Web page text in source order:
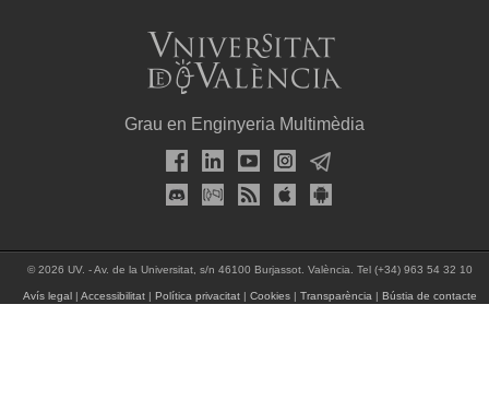
Grau en Enginyeria Multimèdia
© 2026 UV. - Av. de la Universitat, s/n 46100 Burjassot. València. Tel (+34) 963 54 32 10
Avís legal| Accessibilitat| Política privacitat| Cookies| Transparència | Bústia de contacte